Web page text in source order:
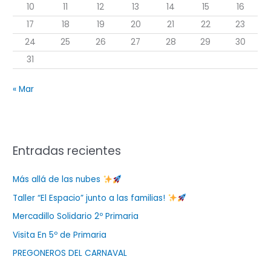
10
11 12 13 14 15
16
17
18 19 20 21 22
23
24
25 26 27 28 29
30
31
« Mar
Entradas recientes
Más allá de las nubes
Taller “El Espacio” junto a las familias!
Mercadillo Solidario 2º Primaria
Visita En 5º de Primaria
PREGONEROS DEL CARNAVAL